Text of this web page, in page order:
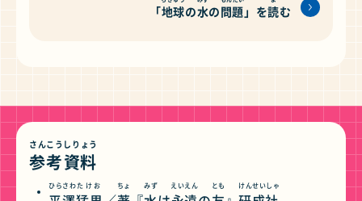
「地球の水の問題 」を読む
参考
さんこう
資料
しりょう
ひらさわたけお ちょ みず えいえん とも けんせいしゃ